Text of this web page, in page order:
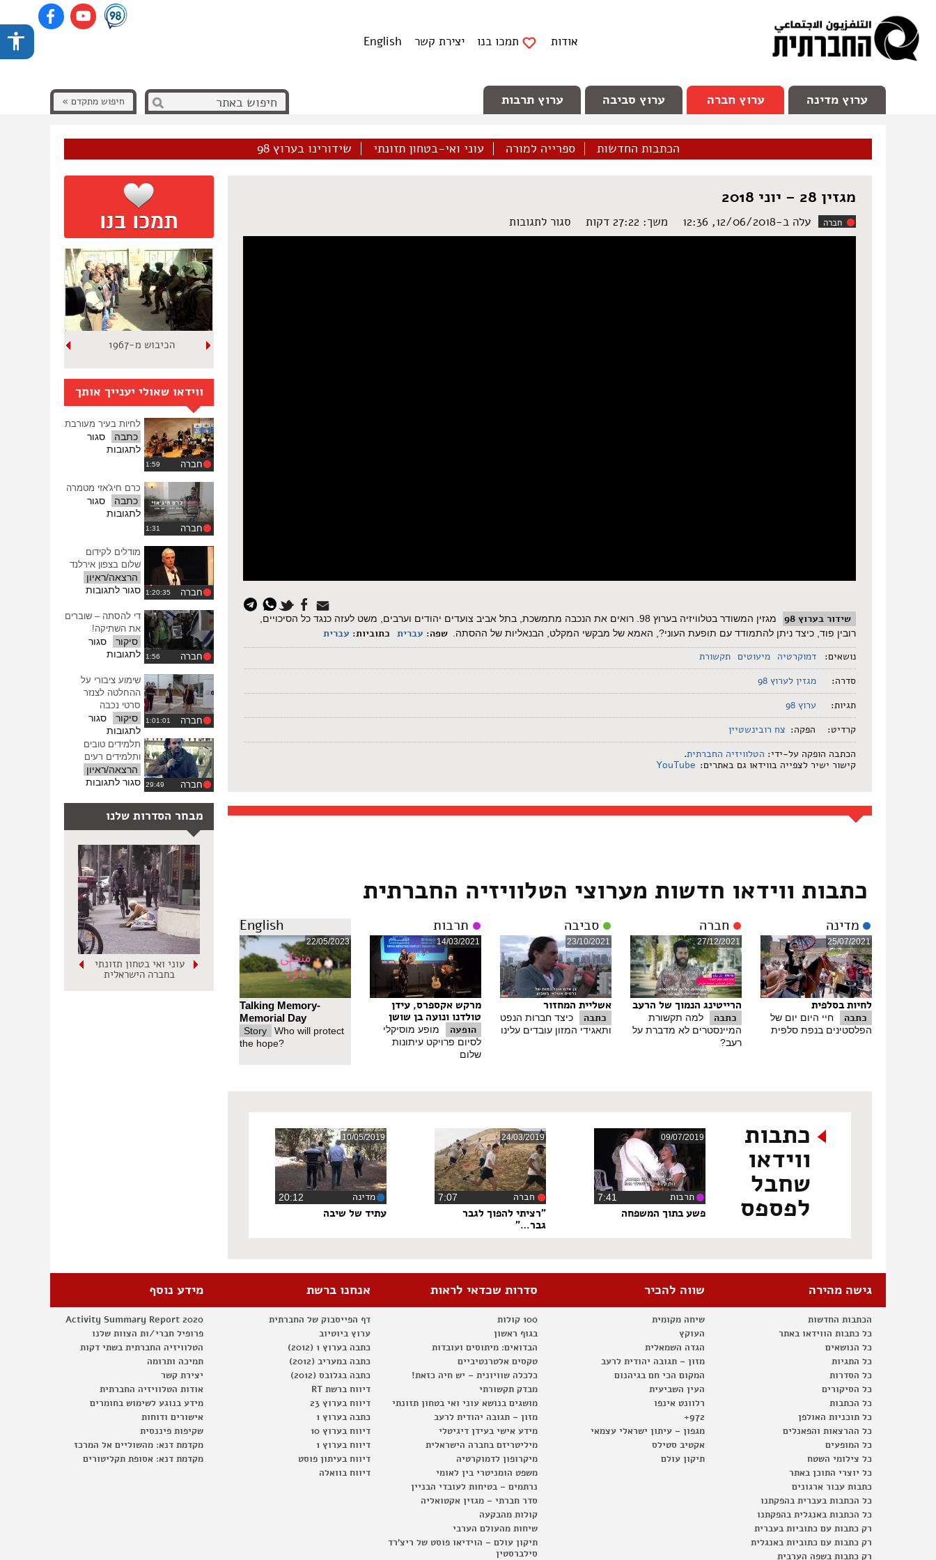
אודות תמכו בנו יצירת קשר English
ערוץ מדינה ערוץ חברה ערוץ סביבה ערוץ תרבות חיפוש מתקדם »
הכתבות החדשות ספרייה למורה עוני ואי-בטחון תזונתי שידורינו בערוץ 98
מגזין 28 – יוני 2018
חברה עלה ב-12/06/2018, 12:36 משך: ‏27:22 דקות סגור לתגובותעל
מגזין
שידור בערוץ 98 מגזין המשודר בטלוויזיה בערוץ 98.
רואים את הנכבה מתמשכת, בתל אביב צועדים יהודים וערבים, משט לעזה כנגד כל הסיכויים,
רובין פוד, כיצד ניתן להתמודד עם תופעת העוני?, האמא של מבקשי המקלט, הבנאליות של ההסתה.
שפה: עברית כתוביות: עברית
נושאים:
דמוקרטיה מיעוטים תקשורת
סדרה:
מגזין לערוץ 98
תגיות:
ערוץ 98
קרדיט:
הפקה: צח רובינשטיין
הכתבה הופקה על-ידי: הטלוויזיה החברתית.
קישור ישיר לצפייה בווידאו גם באתרים: YouTube
כתבות ווידאו חדשות מערוצי הטלוויזיה החברתית
מדינה
25/07/2021
לחיות בסלפית
כתבה
חיי היום יום של
הפלסטינים בנפת סלפית
חברה
27/12/2021
הרייטינג הנמוך של הרעב
כתבה
למה תקשורת
המיינסטרים לא מדברת על
רעב?
סביבה
23/10/2021
אשליית המחזור
כתבה
כיצד חברות הנפט
ותאגידי המזון עובדים עלינו
תרבות
14/03/2021
מרקש אקספרס, עידן
טולדנו ונועה בן שושן
הופעה
מופע מוסיקלי
לסיום פרויקט עיתונות
שלום
English
22/05/2023
Talking Memory-
Memorial Day
Story
Who will protect
the hope?
הכיבוש מ-1967
ווידאו שאולי יענייך אותך
חברה
לחיות בעיר מעורבת
כתבה
סגור
לתגובותעל
מעורבת
חברה
כרם חיג'אזי מטמרה
כתבה
סגור
לתגובותעל
מטמרה
חברה
מודלים לקידום
שלום בצפון אירלנד
הרצאה/ראיון
סגור לתגובותעל
לקידום
חברה
די להסתה – שוברים
את השתיקה!
סיקור
סגור
לתגובותעל
להסתה
–
שוברים
את
השתיקה!
חברה
שימוע ציבורי על
ההחלטה לצנזר
סרטי נכבה
סיקור
סגור
לתגובותעל
שימוע
ציבורי
על
ההחלטה
סרטי
נכבה
חברה
תלמידים טובים
ותלמידים רעים
הרצאה/ראיון
סגור לתגובותעל
טובים
רעים
מבחר הסדרות שלנו
עוני ואי בטחון תזונתי
בחברה הישראלית
כתבות
ווידאו
שחבל
לפספס
09/07/2019
תרבות
פשע בתוך המשפחה
24/03/2019
חברה
"רציתי להפוך לגבר
גבר…"
10/05/2019
מדינה
עתיד של שיבה
גישה מהירה
הכתבות החדשות
כל כתבות הווידאו באתר
כל הנושאים
כל התגיות
כל הסדרות
כל הסיקורים
כל הכתבות
כל תוכניות האולפן
כל ההרצאות והפאנלים
כל המופעים
כל צילומי השטח
כל יוצרי התוכן באתר
כתבות עבור ארגונים
כל הכתבות בעברית בהפקתנו
כל הכתבות באנגלית בהפקתנו
רק כתבות עם כתוביות בעברית
רק כתבות עם כתוביות באנגלית
רק כתבות בשפה הערבית
שווה להכיר
שיחה מקומית
העוקץ
הגדה השמאלית
מזון – תגובה יהודית לרעב
המקום הכי חם בגיהנום
העין השביעית
רלוונט אינפו
972+
מגפון – עיתון ישראלי עצמאי
אקטיב סטילס
תיקון עולם
סדרות שכדאי לראות
100 קולות
בגוף ראשון
הבדואים: מיתוסים ועובדות
טקסים אלטרנטיביים
כלכלה שוויונית – יש חיה כזאת!
מבדק תקשורתי
מושגים בנושא עוני ואי בטחון תזונתי
מזון – תגובה יהודית לרעב
מידע אישי בעידן דיגיטלי
מיליטריזם בחברה הישראלית
מיקרופון לדמוקרטיה
משפט הומניטרי בין לאומי
נרתמים – בטיחות לעובדי הבניין
סדר חברתי – מגזין אקטואליה
קולות מהבקעה
שיחות מהעולם הערבי
תיקון עולם – הוידיאו פוסט של ריצ'רד
סילברסטין
אנחנו ברשת
דף הפייסבוק של החברתית
ערוץ ביוטיוב
כתבה בערוץ 1 (2012)
כתבה במעריב (2012)
כתבה בגלובס (2012)
דיווח ברשת RT
דיווח בערוץ 23
כתבה בערוץ 1
דיווח בערוץ 10
דיווח בערוץ 1
דיווח בעיתון פוסט
דיווח בוואלה
מידע נוסף
Activity Summary Report 2020
פרופיל חברי/ות הצוות שלנו
הטלוויזיה החברתית בשתי דקות
תמיכה ותרומה
יצירת קשר
אודות הטלוויזיה החברתית
מידע בנוגע לשימוש בחומרים
אישורים ודוחות
שקיפות פיננסית
מקדמת דנא: מהשוליים אל המרכז
מקדמת דנא: אסופת תקליטורים